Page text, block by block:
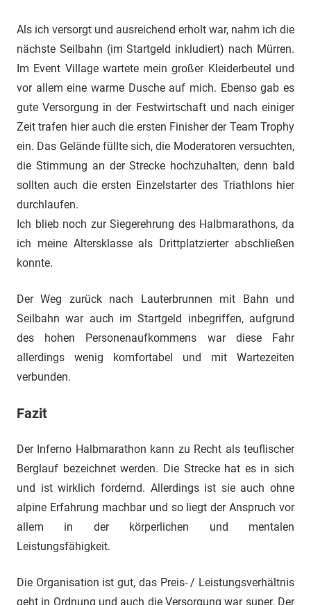
Als ich versorgt und ausreichend erholt war, nahm ich die
nächste Seilbahn (im Startgeld inkludiert) nach Mürren.
Im Event Village wartete mein großer Kleiderbeutel und
vor allem eine warme Dusche auf mich. Ebenso gab es
gute Versorgung in der Festwirtschaft und nach einiger
Zeit trafen hier auch die ersten Finisher der Team Trophy
ein. Das Gelände füllte sich, die Moderatoren versuchten,
die Stimmung an der Strecke hochzuhalten, denn bald
sollten auch die ersten Einzelstarter des Triathlons hier
durchlaufen.
Ich blieb noch zur Siegerehrung des Halbmarathons, da
ich meine Altersklasse als Drittplatzierter abschließen
konnte.
Der Weg zurück nach Lauterbrunnen mit Bahn und
Seilbahn war auch im Startgeld inbegriffen, aufgrund
des hohen Personenaufkommens war diese Fahr
allerdings wenig komfortabel und mit Wartezeiten
verbunden.
Fazit
Der Inferno Halbmarathon kann zu Recht als teuflischer
Berglauf bezeichnet werden. Die Strecke hat es in sich
und ist wirklich fordernd. Allerdings ist sie auch ohne
alpine Erfahrung machbar und so liegt der Anspruch vor
allem in der körperlichen und mentalen
Leistungsfähigkeit.
Die Organisation ist gut, das Preis- / Leistungsverhältnis
geht in Ordnung und auch die Versorgung war super. Der